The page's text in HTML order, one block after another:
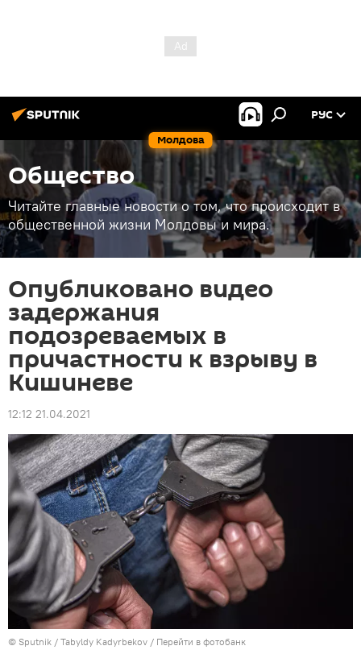
Молдова
РУС
Общество
Читайте главные новости о том, что происходит в
общественной жизни Молдовы и мира.
Опубликовано видео
задержания
подозреваемых в
причастности к взрыву в
Кишиневе
12:12 21.04.2021
© Sputnik / Tabyldy Kadyrbekov / Перейти в фотобанк